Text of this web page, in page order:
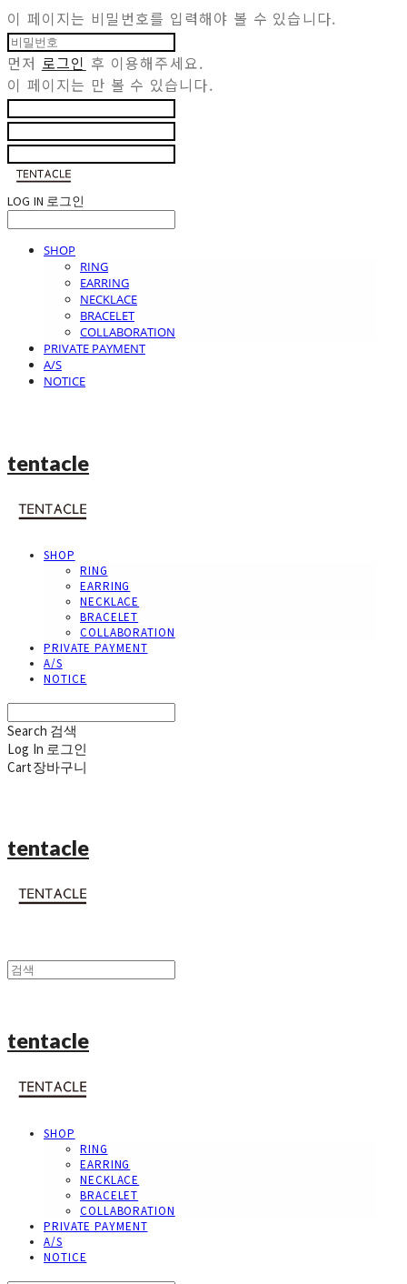
이 페이지는 비밀번호를 입력해야 볼 수 있습니다.
먼저 로그인 후 이용해주세요.
이 페이지는 만 볼 수 있습니다.
LOG IN 로그인
SHOP
RING
EARRING
NECKLACE
BRACELET
COLLABORATION
PRIVATE PAYMENT
A/S
NOTICE
tentacle
SHOP
RING
EARRING
NECKLACE
BRACELET
COLLABORATION
PRIVATE PAYMENT
A/S
NOTICE
Search 검색
Log In 로그인
Cart장바구니
tentacle
tentacle
SHOP
RING
EARRING
NECKLACE
BRACELET
COLLABORATION
PRIVATE PAYMENT
A/S
NOTICE